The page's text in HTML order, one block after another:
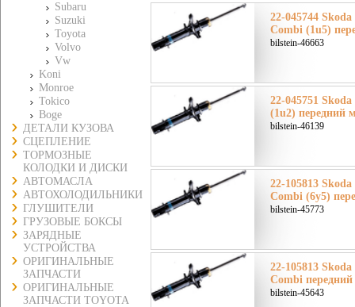
Subaru
Suzuki
Toyota
Volvo
Vw
Koni
Monroe
Tokico
Boge
ДЕТАЛИ КУЗОВА
СЦЕПЛЕНИЕ
ТОРМОЗНЫЕ
КОЛОДКИ И ДИСКИ
АВТОМАСЛА
АВТОХОЛОДИЛЬНИКИ
ГЛУШИТЕЛИ
ГРУЗОВЫЕ БОКСЫ
ЗАРЯДНЫЕ
УСТРОЙСТВА
ОРИГИНАЛЬНЫЕ
ЗАПЧАСТИ
ОРИГИНАЛЬНЫЕ
ЗАПЧАСТИ TOYOTA
22-045744
Combi (1u5)
bilstein-46663
22-045751
(1u2) передний
bilstein-46139
22-105813
Combi (6y5)
bilstein-45773
22-105813
Combi передний
bilstein-45643